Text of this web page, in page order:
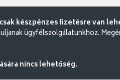
csak készpénzes fizetésre van
ügyfélszolgálatunkhoz.
nincs lehetőség.